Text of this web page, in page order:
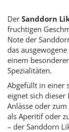
Der Sanddorn
fruchtigen
Note der
das
einem
Spezialitäten.
Abgefüllt in einer
eignet sich dieser
Anlässe oder
als Aperitif oder
– der Sanddorn